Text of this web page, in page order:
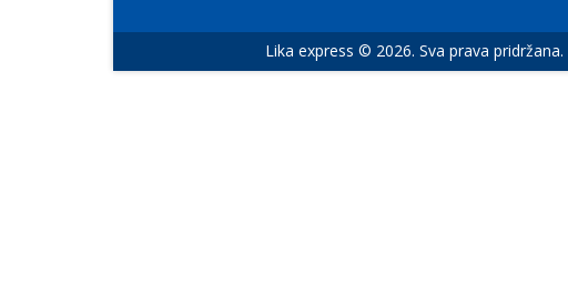
Lika express © 2026. Sva prava pridržana.